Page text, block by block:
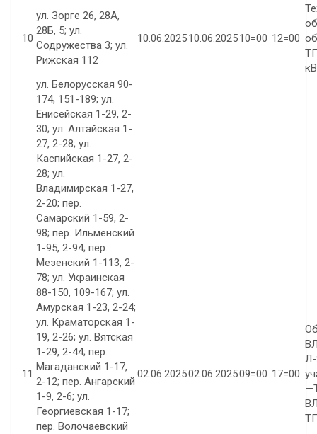
10
ул. Зорге 26, 28А,
28Б, 5; ул.
Содружества 3; ул.
Рижская 112
10.06.202510.06.202510=00 12=00
11
ул. Белорусская 90-
174, 151-189; ул.
Енисейская 1-29, 2-
30; ул. Алтайская 1-
27, 2-28; ул.
Каспийская 1-27, 2-
28; ул.
Владимирская 1-27,
2-20; пер.
Самарский 1-59, 2-
98; пер. Ильменский
1-95, 2-94; пер.
Мезенский 1-113, 2-
78; ул. Украинская
88-150, 109-167; ул.
Амурская 1-23, 2-24;
ул. Краматорская 1-
19, 2-26; ул. Вятская
1-29, 2-44; пер.
Магаданский 1-17,
2-12; пер. Ангарский
1-9, 2-6; ул.
Георгиевская 1-17;
пер. Волочаевский
02.06.202502.06.202509=00 17=00